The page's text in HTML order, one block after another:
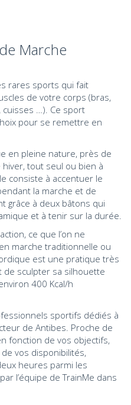
Marche
rares sports qui fait
de votre corps (bras,
cuisses …). Ce sport
pour se remettre en
en pleine nature, près de
tout seul ou bien à
consiste à accentuer le
la marche et de
grâce à deux bâtons qui
et à tenir sur la durée.
ce que l’on ne
marche traditionnelle ou
est une pratique très
de sculpter sa silhouette
400 Kcal/h
sportifs dédiés à
de Antibes. Proche de
fonction de vos objectifs,
vos disponibilités,
heures parmi les
l’équipe de TrainMe dans